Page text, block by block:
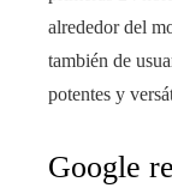
alrededor del
también de
potentes y
Google